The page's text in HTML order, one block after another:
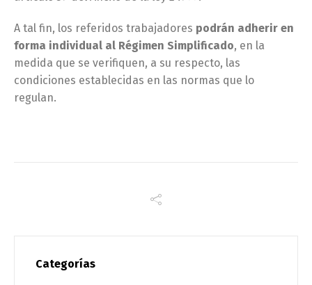
A tal fin, los referidos trabajadores podrán adherir en
forma individual al Régimen Simplificado, en la
medida que se verifiquen, a su respecto, las
condiciones establecidas en las normas que lo
regulan.
Categorías